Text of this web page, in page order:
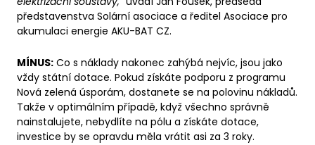
představenstva Solární asociace a ředitel Asociace pro
akumulaci energie AKU-BAT CZ.
MÍNUS: Co s náklady nakonec zahýbá nejvíc, jsou jako
vždy státní dotace. Pokud získáte podporu z programu
Nová zelená úsporám, dostanete se na polovinu nákladů.
Takže v optimálním případě, když všechno správně
nainstalujete, nebydlíte na pólu a získáte dotace,
investice by se opravdu měla vrátit asi za 3 roky.